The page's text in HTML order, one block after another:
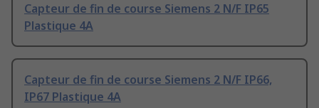
Capteur de fin de course Siemens 2 N/F IP65
Plastique 4A
Capteur de fin de course Siemens 2 N/F IP66,
IP67 Plastique 4A